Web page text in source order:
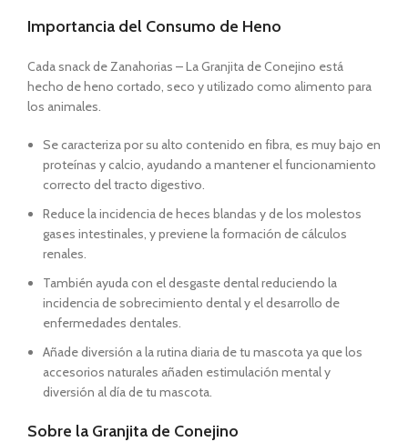
Importancia del Consumo de Heno
Cada snack de Zanahorias – La Granjita de Conejino está
hecho de heno cortado, seco y utilizado como alimento para
los animales.
Se caracteriza por su alto contenido en fibra, es muy bajo en
proteínas y calcio, ayudando a mantener el funcionamiento
correcto del tracto digestivo.
Reduce la incidencia de heces blandas y de los molestos
gases intestinales, y previene la formación de cálculos
renales.
También ayuda con el desgaste dental reduciendo la
incidencia de sobrecimiento dental y el desarrollo de
enfermedades dentales.
Añade diversión a la rutina diaria de tu mascota ya que los
accesorios naturales añaden estimulación mental y
diversión al día de tu mascota.
Sobre la Granjita de Conejino